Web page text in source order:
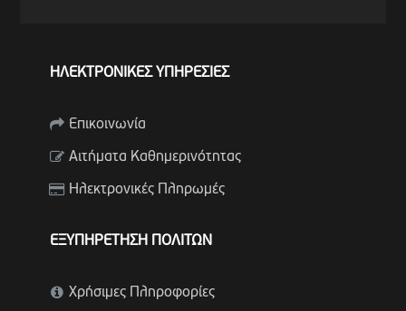
ΗΛΕΚΤΡΟΝΙΚΕΣ ΥΠΗΡΕΣΙΕΣ
Επικοινωνία
Αιτήματα Καθημερινότητας
Ηλεκτρονικές Πληρωμές
ΕΞΥΠΗΡΕΤΗΣΗ ΠΟΛΙΤΩΝ
Χρήσιμες Πληροφορίες